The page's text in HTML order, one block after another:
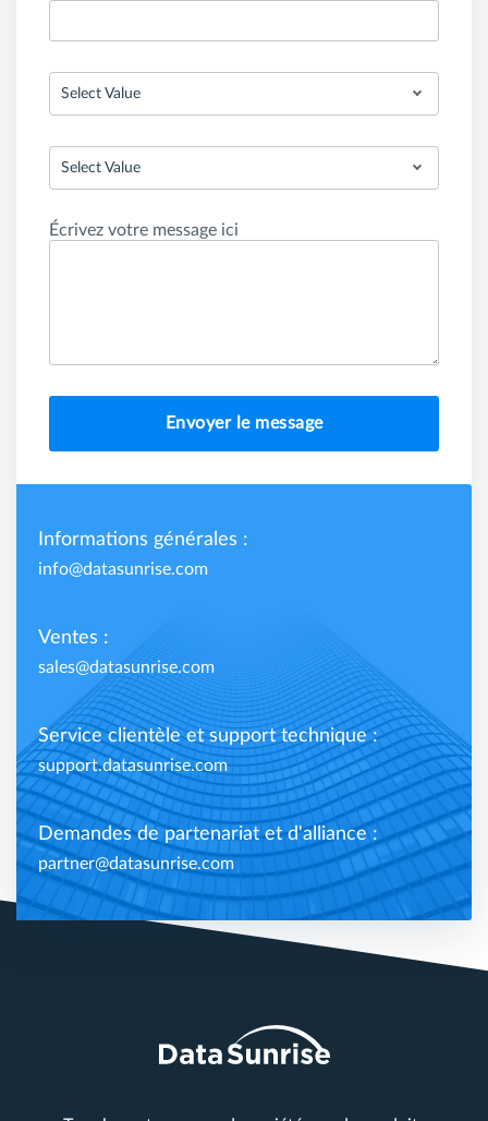
Select Value
Select Value
Écrivez votre message ici
Envoyer le message
Informations générales :
info@datasunrise.com
Ventes :
sales@datasunrise.com
Service clientèle et support technique :
support.datasunrise.com
Demandes de partenariat et d'alliance :
partner@datasunrise.com